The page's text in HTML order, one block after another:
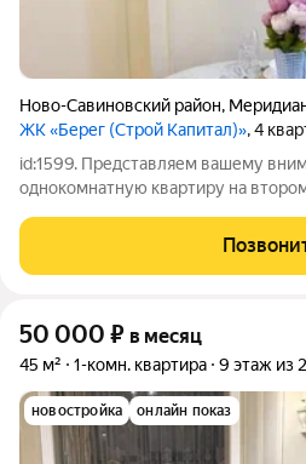
Ново-Савиновский район,
ЖК «Берег (Строй Капитал)», 4
id:1599. Представляем вашему
однокомнатную квартиру на
25 квадратных метров приходится
просторную и
50 000 ₽ в месяц
45 м² 1-комн. квартира 9 этаж из
новостройка онлайн показ